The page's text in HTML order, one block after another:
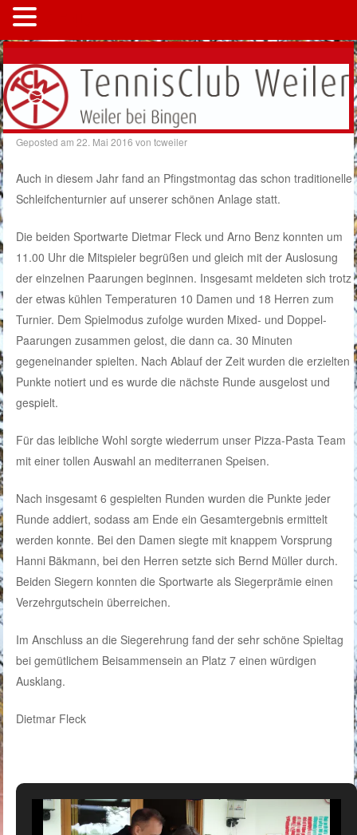
Geposted am22. Mai 2016 vontcweiler
Auch in diesem Jahr fand an Pfingstmontag das schon traditionelle
Schleifchenturnier auf unserer schönen Anlage statt.
Die beiden Sportwarte Dietmar Fleck und Arno Benz konnten um
11.00 Uhr die Mitspieler begrüßen und gleich mit der Auslosung
der einzelnen Paarungen beginnen. Insgesamt meldeten sich trotz
der etwas kühlen Temperaturen 10 Damen und 18 Herren zum
Turnier. Dem Spielmodus zufolge wurden Mixed- und Doppel-
Paarungen zusammen gelost, die dann ca. 30 Minuten
gegeneinander spielten. Nach Ablauf der Zeit wurden die erzielten
Punkte notiert und es wurde die nächste Runde ausgelost und
gespielt.
Für das leibliche Wohl sorgte wiederrum unser Pizza-Pasta Team
mit einer tollen Auswahl an mediterranen Speisen.
Nach insgesamt 6 gespielten Runden wurden die Punkte jeder
Runde addiert, sodass am Ende ein Gesamtergebnis ermittelt
werden konnte. Bei den Damen siegte mit knappem Vorsprung
Hanni Bäkmann, bei den Herren setzte sich Bernd Müller durch.
Beiden Siegern konnten die Sportwarte als Siegerprämie einen
Verzehrgutschein überreichen.
Im Anschluss an die Siegerehrung fand der sehr schöne Spieltag
bei gemütlichem Beisammensein an Platz 7 einen würdigen
Ausklang.
Dietmar Fleck